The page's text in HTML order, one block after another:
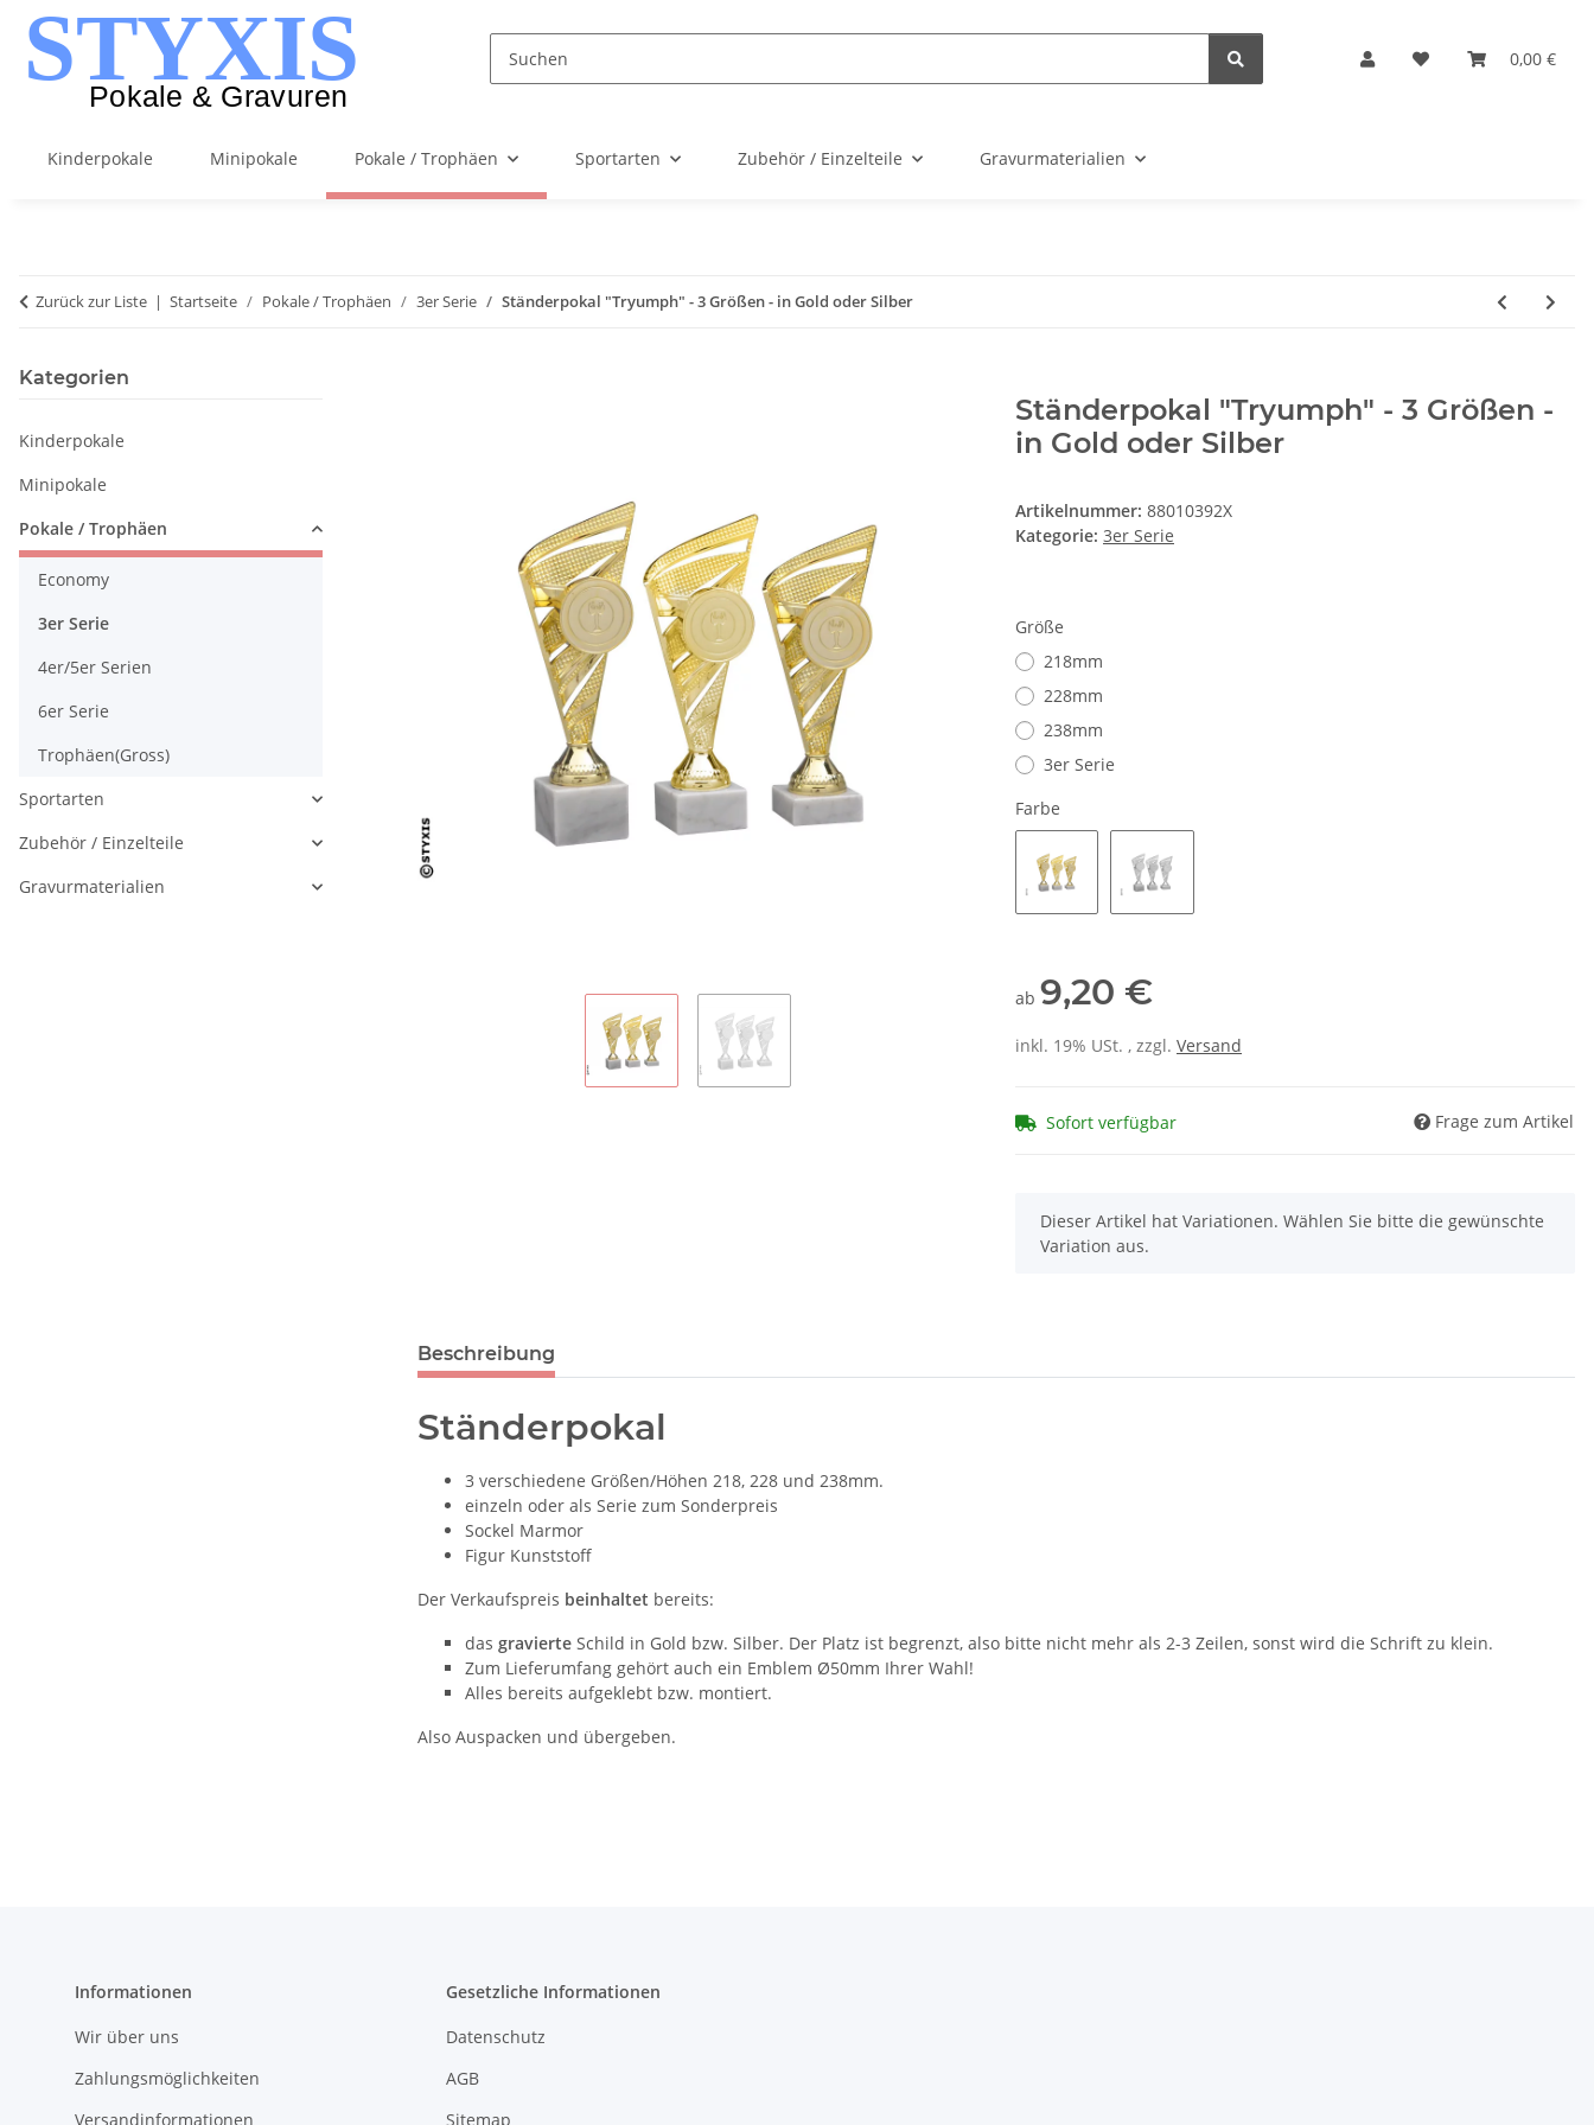
0,00 €
Kinderpokale Minipokale Pokale / Trophäen Sportarten Zubehör / Einzelteile Gravurmaterialien
Zurück zur Liste Startseite Pokale / Trophäen 3er Serie Ständerpokal "Tryumph" - 3 Größen - in Gold oder Silber
Ständerpokal "Tryumph" - 3 Größen -
in Gold oder Silber
Artikelnummer: 88010392X
Kategorie: 3er Serie
Größe
218mm
228mm
238mm
3er Serie
Farbe
ab 9,20 €
inkl. 19% USt. , zzgl. Versand
Sofort verfügbar Frage zum Artikel
x
Dieser Artikel hat Variationen. Wählen Sie bitte die gewünschte
Variation aus.
Beschreibung
Ständerpokal
3 verschiedene Größen/Höhen 218, 228 und 238mm.
einzeln oder als Serie zum Sonderpreis
Sockel Marmor
Figur Kunststoff
Der Verkaufspreis beinhaltet bereits:
das gravierte Schild in Gold bzw. Silber. Der Platz ist begrenzt, also bitte nicht mehr als 2-3 Zeilen, sonst wird die Schrift zu klein.
Zum Lieferumfang gehört auch ein Emblem Ø50mm Ihrer Wahl!
Alles bereits aufgeklebt bzw. montiert.
Also Auspacken und übergeben.
Kategorien
Kinderpokale
Minipokale
Pokale / Trophäen
Economy
3er Serie
4er/5er Serien
6er Serie
Trophäen(Gross)
Sportarten
Zubehör / Einzelteile
Gravurmaterialien
Informationen
Wir über uns
Zahlungsmöglichkeiten
Versandinformationen
Gesetzliche Informationen
Datenschutz
AGB
Sitemap